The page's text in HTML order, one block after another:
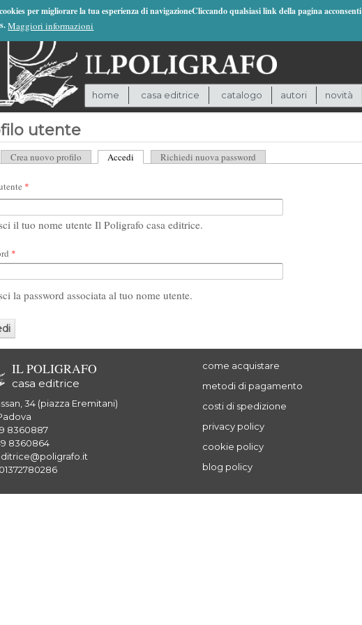
per migliorare la tua esperienza di navigazioneCliccando qualsiasi link della pagina acconsenti
Maggiori informazioni
home casa editrice catalogo autori novità
utente
primarie
Crea nuovo profilo Accedi (scheda attiva)
Richiedi nuova password
*
il tuo nome utente Il Poligrafo casa editrice.
*
la password associata al tuo nome utente.
IL POLIGRAFO
casa editrice
34 (piazza Eremitani)
8360887
8360864
come acquistare
metodi di pagamento
costi di spedizione
privacy policy
cookie policy
blog policy